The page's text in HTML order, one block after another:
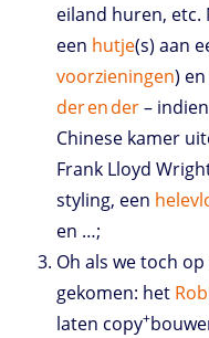
eiland huren, etc.
een hutje(s) aan
voorzieningen)
derender–
Chinese kamer
Frank Lloyd
styling, een
en …;
Oh als we toch
gekomen: het
laten copy+